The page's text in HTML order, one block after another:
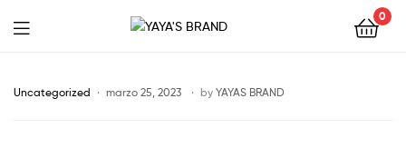
BRAND
0
Uncategorized marzo 25, 2023 by YAYAS BRAND